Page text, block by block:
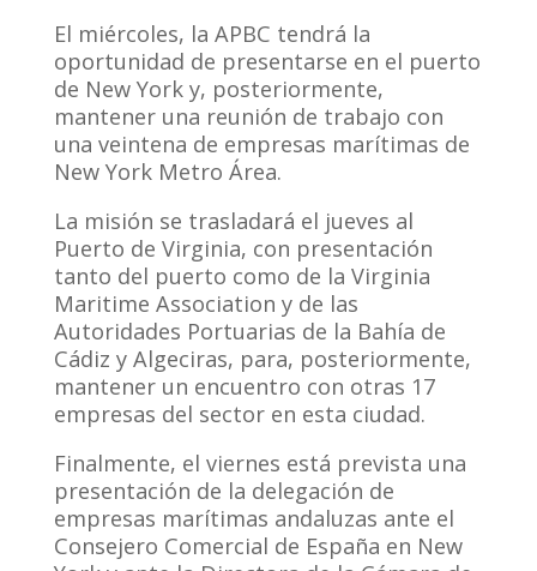
El miércoles, la APBC tendrá la
oportunidad de presentarse en el puerto
de New York y, posteriormente,
mantener una reunión de trabajo con
una veintena de empresas marítimas de
New York Metro Área.
La misión se trasladará el jueves al
Puerto de Virginia, con presentación
tanto del puerto como de la Virginia
Maritime Association y de las
Autoridades Portuarias de la Bahía de
Cádiz y Algeciras, para, posteriormente,
mantener un encuentro con otras 17
empresas del sector en esta ciudad.
Finalmente, el viernes está prevista una
presentación de la delegación de
empresas marítimas andaluzas ante el
Consejero Comercial de España en New